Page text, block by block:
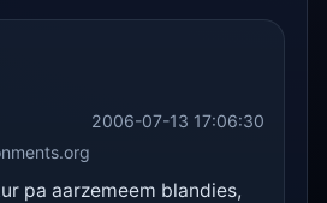
2006-07-13 17:06:30
pa aarzemeem blandies,